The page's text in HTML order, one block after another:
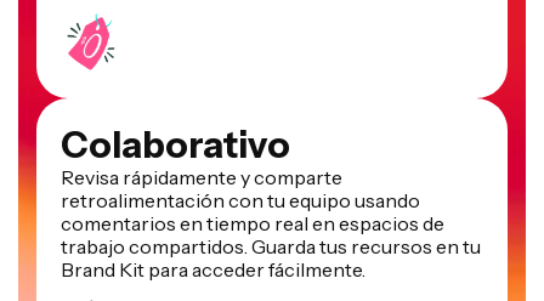
Colaborativo
Revisa rápidamente y comparte
retroalimentación con tu equipo usando
comentarios en tiempo real en espacios de
trabajo compartidos. Guarda tus recursos en tu
Brand Kit para acceder fácilmente.